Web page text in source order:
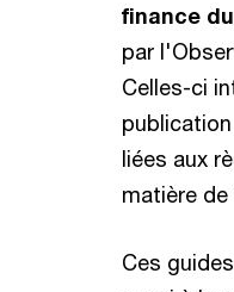
finance
par
Celles-ci
liées aux
matière de
Ces